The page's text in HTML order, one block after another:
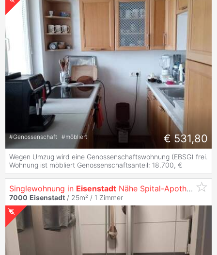
#Genossenschaft #möbliert € 531,80
Wegen Umzug wird eine Genossenschaftswohnung (EBSG) frei.
Wohnung ist möbliert Genossenschaftsanteil: 18.700, €
Singlewohnung in Eisenstadt Nähe Spital-Apotheke
7000 Eisenstadt / 25m² / 1 Zimmer